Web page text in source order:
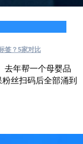
签？5家对比
去年帮一个母婴品
丝扫码后全部涌到